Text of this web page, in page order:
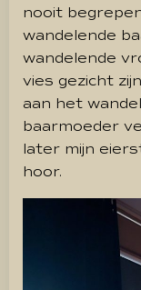
nooit
wandelende
wandelende
vies gezicht
aan het
baarmoeder
later mijn
hoor.